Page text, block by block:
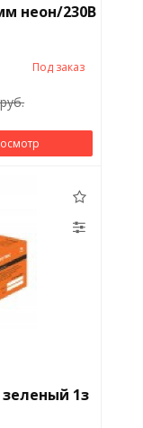
неон/230В
Под заказ
зеленый 1з